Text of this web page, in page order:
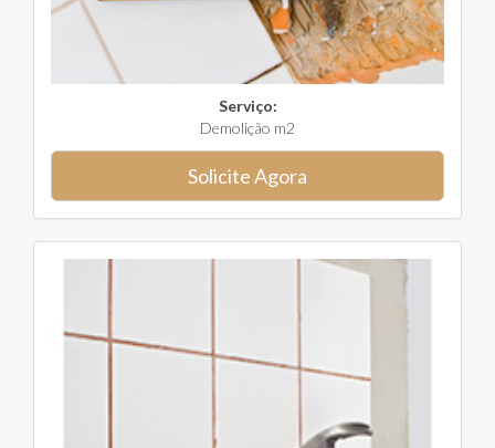
Serviço:
Demolição m2
Solicite Agora